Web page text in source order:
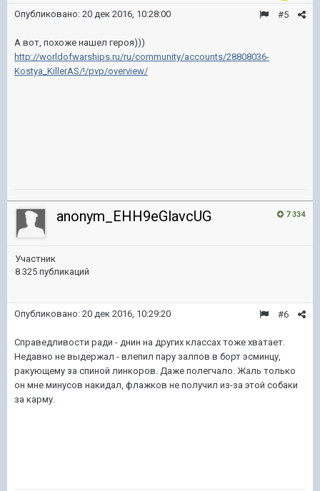
#5
Опубликовано: 20 дек 2016, 10:28:00
А вот, похоже нашел героя)))
http://worldofwarships.ru/ru/community/accounts/28808036-
Kostya_KillerAS/!/pvp/overview/
7 334
anonym_EHH9eGlavcUG
Участник
8 325 публикаций
#6
Опубликовано: 20 дек 2016, 10:29:20
Справедливости ради - днин на других классах тоже хватает.
Недавно не выдержал - влепил пару залпов в борт эсминцу,
ракующему за спиной линкоров. Даже полегчало. Жаль только
он мне минусов накидал, флажков не получил из-за этой собаки
за карму.